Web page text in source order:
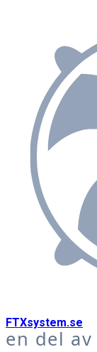
FTXsystem.se
en del av